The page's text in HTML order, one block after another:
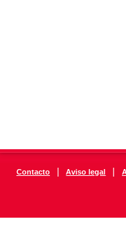
Contacto | Aviso legal |